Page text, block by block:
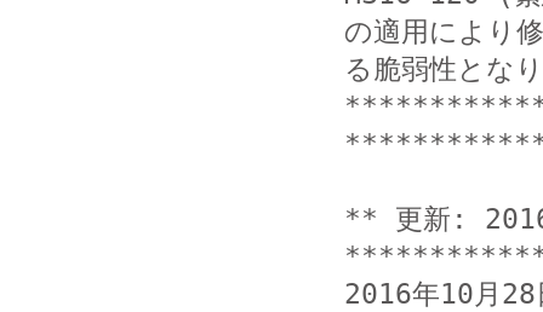
の適用により
る脆弱性とな
** 更新: 2016
2016年10月